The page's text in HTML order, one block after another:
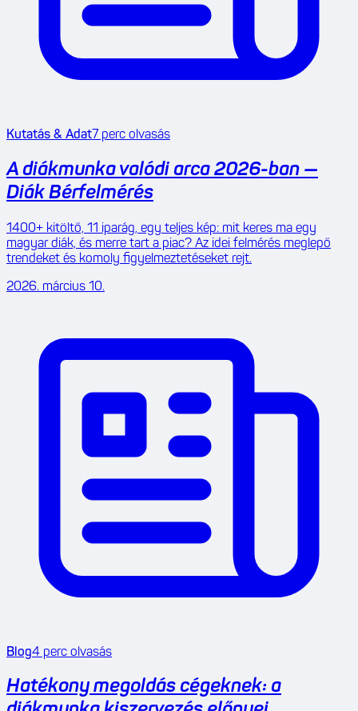
Kutatás & Adat7 perc olvasás
A diákmunka valódi arca 2026-ban —
Diák Bérfelmérés
1400+ kitöltő, 11 iparág, egy teljes kép: mit keres ma egy
magyar diák, és merre tart a piac? Az idei felmérés meglepő
trendeket és komoly figyelmeztetéseket rejt.
2026. március 10.
Blog4 perc olvasás
Hatékony megoldás cégeknek: a